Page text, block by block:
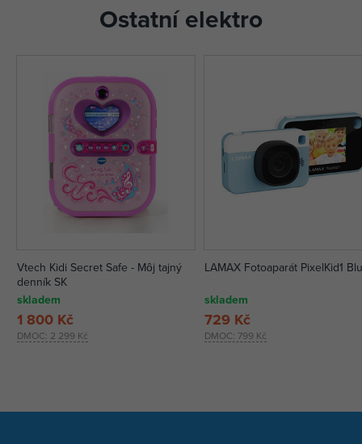
Ostatní elektro
Vtech Kidi Secret Safe - Môj tajný
denník SK
skladem
DMOC: 2 299 Kč
1 800 Kč
LAMAX Fotoaparát PixelKid1
skladem
DMOC:799 Kč
729 Kč